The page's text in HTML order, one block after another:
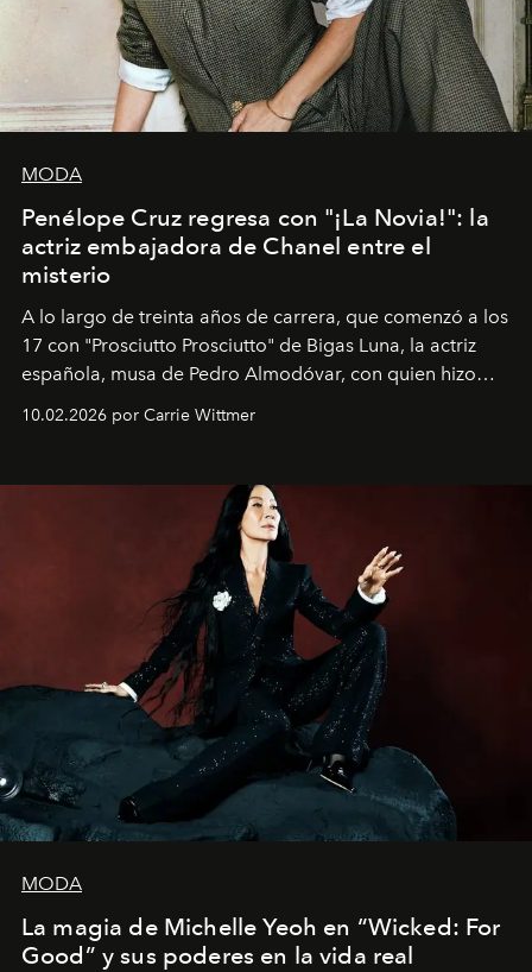
MODA
Penélope Cruz regresa con "¡La Novia!": la
actriz embajadora de Chanel entre el
misterio
A lo largo de treinta años de carrera, que comenzó a los
17 con "Prosciutto Prosciutto" de Bigas Luna, la actriz
española, musa de Pedro Almodóvar, con quien hizo
Barcelona", ha dividido su tiempo entre Europa y
dirigida por Maggie Gyllenhaal.
10.02.2026 por Carrie Wittmer
MODA
La magia de Michelle Yeoh en “Wicked: For
Good” y sus poderes en la vida real